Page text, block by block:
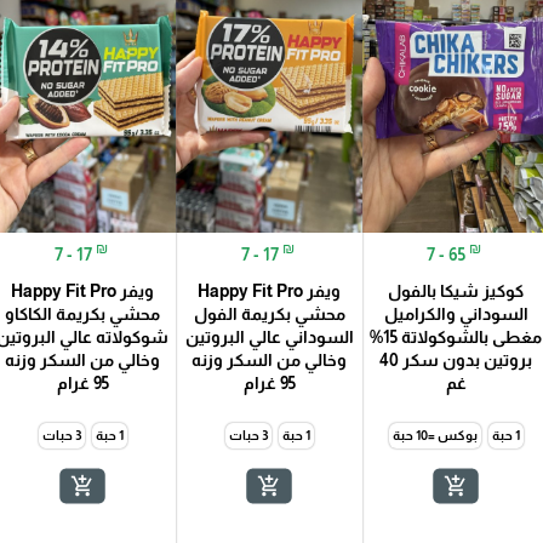
7 - 65 ₪
كوكيز شيكا بالفول
السوداني والكراميل
مغطى بالشوكولاتة 15%
بروتين بدون سكر 40
غم
1 حبة بوكس =10 حبة
add_shopping_cart
7 - 17 ₪
ويفر Happy Fit Pro
محشي بكريمة الفول
السوداني عالي البروتين
وخالي من السكر وزنه
95 غرام
1 حبة 3 حبات
add_shopping_cart
7 - 17 ₪
ويفر Happy Fit Pro
محشي بكريمة الكاكاو
شوكولاته عالي
وخالي من السكر وزنه
95 غرام
1 حبة 3 حبات
add_shopping_cart